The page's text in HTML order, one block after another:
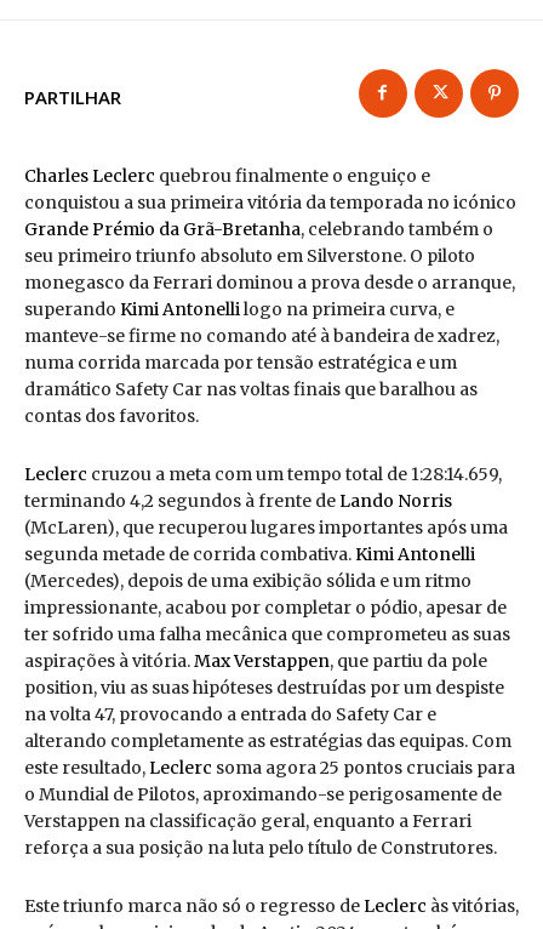
PARTILHAR
Charles Leclerc quebrou finalmente o enguiço e
conquistou a sua primeira vitória da temporada no icónico
Grande Prémio da Grã-Bretanha, celebrando também o
seu primeiro triunfo absoluto em Silverstone. O piloto
monegasco da Ferrari dominou a prova desde o arranque,
superando Kimi Antonellilogo na primeira curva, e
manteve-se firme no comando até à bandeira de xadrez,
numa corrida marcada por tensão estratégica e um
dramático Safety Car nas voltas finais que baralhou as
contas dos favoritos.
Leclerc cruzou a meta com um tempo total de 1:28:14.659,
terminando 4,2 segundos à frente deLando Norris
(McLaren), que recuperou lugares importantes após uma
segunda metade de corrida combativa.Kimi Antonelli
(Mercedes), depois de uma exibição sólida e um ritmo
impressionante, acabou por completar o pódio, apesar de
ter sofrido uma falha mecânica que comprometeu as suas
aspirações à vitória.Max Verstappen, que partiu da pole
position, viu as suas hipóteses destruídas por um despiste
na volta 47, provocando a entrada do Safety Car e
alterando completamente as estratégias das equipas. Com
este resultado,Leclerc soma agora 25 pontos cruciais para
o Mundial de Pilotos, aproximando-se perigosamente de
Verstappen na classificação geral, enquanto a Ferrari
reforça a sua posição na luta pelo título de Construtores.
Este triunfo marca não só o regresso deLeclerc às vitórias,